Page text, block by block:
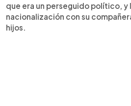
que era un perseguido político, y
nacionalización con su
hijos.